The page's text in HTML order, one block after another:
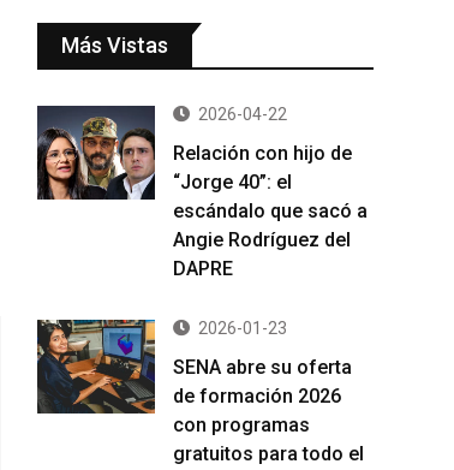
Más Vistas
2026-04-22
Relación con hijo de
“Jorge 40”: el
escándalo que sacó a
Angie Rodríguez del
DAPRE
2026-01-23
SENA abre su oferta
de formación 2026
con programas
gratuitos para todo el